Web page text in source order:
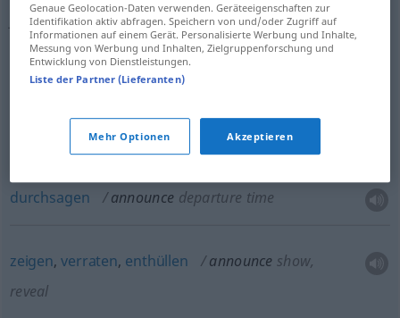
future eventetc
verkünd(ig)en,ankündigen
announceproclaim, make known
announceflight
durchsagen announce departure time
zeigen,verraten, enthüllen announce show,
reveal
Genaue Geolocation-Daten verwenden. Geräteeigenschaften zur
Identifikation aktiv abfragen. Speichern von und/oder Zugriff auf
Informationen auf einem Gerät. Personalisierte Werbung und Inhalte,
Messung von Werbung und Inhalten, Zielgruppenforschung und
Entwicklung von Dienstleistungen.
Liste der Partner (Lieferanten)
Mehr Optionen Akzeptieren